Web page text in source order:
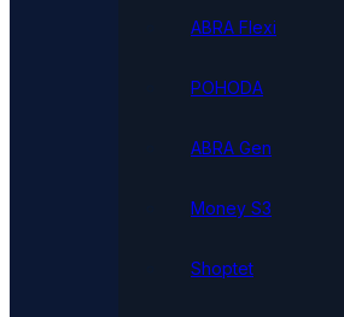
ABRA Flexi
POHODA
ABRA Gen
Money S3
Shoptet